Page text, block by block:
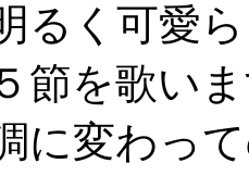
るく可愛
節を歌い
に変わっ